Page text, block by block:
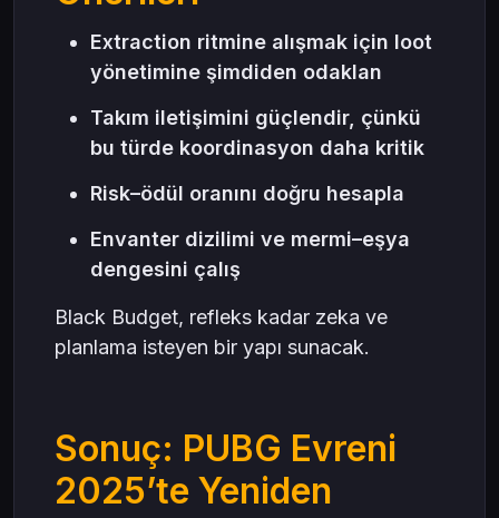
Extraction ritmine alışmak için loot
yönetimine şimdiden odaklan
Takım iletişimini güçlendir, çünkü
bu türde koordinasyon daha kritik
Risk–ödül oranını doğru hesapla
Envanter dizilimi ve mermi–eşya
dengesini çalış
Black Budget, refleks kadar zeka ve
planlama isteyen bir yapı sunacak.
Sonuç: PUBG Evreni
2025’te Yeniden